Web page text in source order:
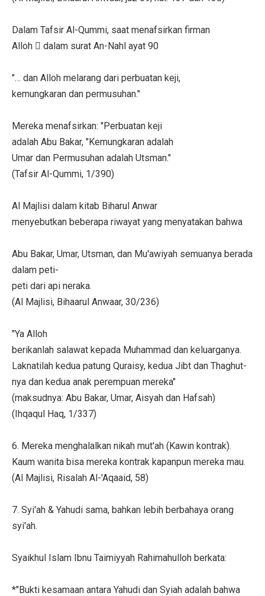
Dalam Tafsir Al-Qummi, saat menafsirkan firman
Alloh  dalam surat An-Nahl ayat 90
"… dan Alloh melarang dari perbuatan keji,
kemungkaran dan permusuhan."
Mereka menafsirkan: "Perbuatan keji
adalah Abu Bakar, "Kemungkaran adalah
Umar dan Permusuhan adalah Utsman."
(Tafsir Al-Qummi, 1/390)
Al Majlisi dalam kitab Biharul Anwar
menyebutkan beberapa riwayat yang menyatakan bahwa
Abu Bakar, Umar, Utsman, dan Mu'awiyah semuanya berada
dalam peti-
peti dari api neraka.
(Al Majlisi, Bihaarul Anwaar, 30/236)
"Ya Alloh
berikanlah salawat kepada Muhammad dan keluarganya.
Laknatilah kedua patung Quraisy, kedua Jibt dan Thaghut-
nya dan kedua anak perempuan mereka"
(maksudnya: Abu Bakar, Umar, Aisyah dan Hafsah)
(Ihqaqul Haq, 1/337)
6. Mereka menghalalkan nikah mut'ah (Kawin kontrak).
Kaum wanita bisa mereka kontrak kapanpun mereka mau.
(Al Majlisi, Risalah Al-'Aqaaid, 58)
7. Syi'ah & Yahudi sama, bahkan lebih berbahaya orang
syi'ah.
Syaikhul Islam Ibnu Taimiyyah Rahimahulloh berkata:
*"Bukti kesamaan antara Yahudi dan Syiah adalah bahwa